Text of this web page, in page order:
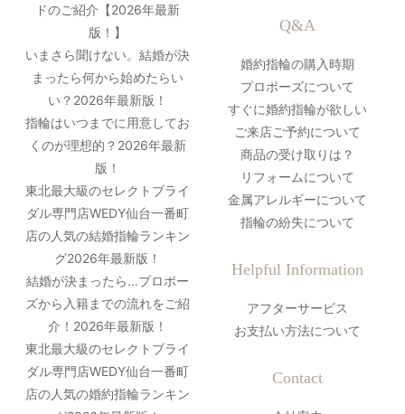
ドのご紹介【2026年最新
版！】
いまさら聞けない。結婚が決
まったら何から始めたらい
い？2026年最新版！
指輪はいつまでに用意してお
くのが理想的？2026年最新
版！
東北最大級のセレクトブライ
ダル専門店WEDY仙台一番町
店の人気の結婚指輪ランキン
グ2026年最新版！
結婚が決まったら…プロポー
ズから入籍までの流れをご紹
介！2026年最新版！
東北最大級のセレクトブライ
ダル専門店WEDY仙台一番町
店の人気の婚約指輪ランキン
Q&A
婚約指輪の購入時期
プロポーズについて
すぐに婚約指輪が欲しい
ご来店ご予約について
商品の受け取りは？
リフォームについて
金属アレルギーについて
指輪の紛失について
Helpful Information
アフターサービス
お支払い方法について
Contact